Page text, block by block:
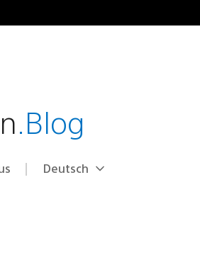
.Blog
Select
Aktuelle
Deutsch